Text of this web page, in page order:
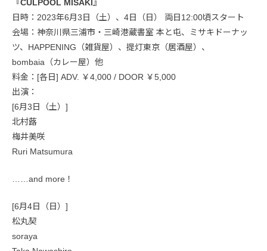
『CULPOOL MISAKI』
日時：2023年6月3日（土）、4日（日） 両日12:00頃スタート
会場：神奈川県三浦市・三崎港蔵書室 本と屯、ミサキドーナッ
ツ、HAPPENING（雑貨屋）、提灯東京（居酒屋）、
bombaia（カレー屋）他
料金：[各日] ADV. ￥4,000 / DOOR ￥5,000
出演：
[6月3日（土）]
北村蕗
梅井美咲
Ruri Matsumura
……and more！
[6月4日（日）]
松丸契
soraya